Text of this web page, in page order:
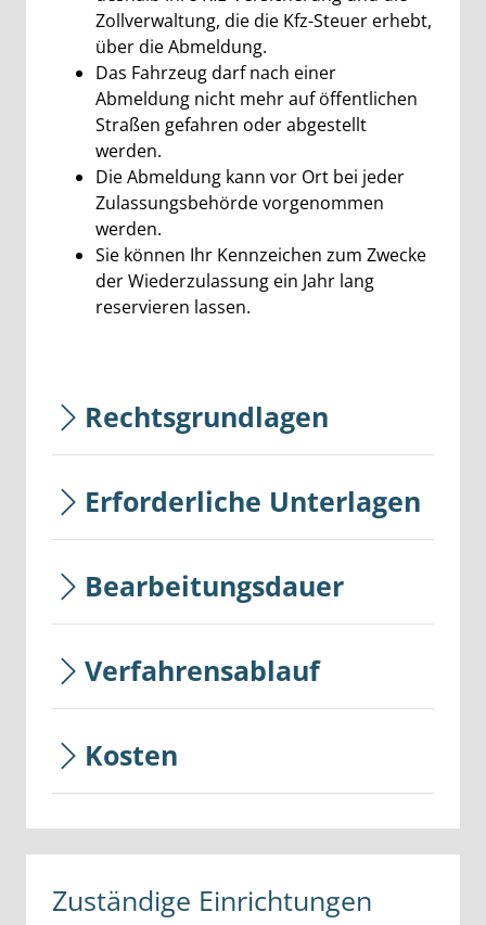
Zollverwaltung, die die Kfz-Steuer erhebt,
über die Abmeldung.
Das Fahrzeug darf nach einer
Abmeldung nicht mehr auf öffentlichen
Straßen gefahren oder abgestellt
werden.
Die Abmeldung kann vor Ort bei jeder
Zulassungsbehörde vorgenommen
werden.
Sie können Ihr Kennzeichen zum Zwecke
der Wiederzulassung ein Jahr lang
reservieren lassen.
Rechtsgrundlagen
Erforderliche Unterlagen
Bearbeitungsdauer
Verfahrensablauf
Kosten
Zuständige Einrichtungen